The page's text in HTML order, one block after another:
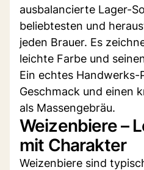
ausbalancierte Lager-
beliebtesten und
jeden Brauer. Es
leichte Farbe und
Ein echtes Handwerks-
Geschmack und einen
als Massengebräu.
Weizenbiere –
mit Charakter
Weizenbiere sind